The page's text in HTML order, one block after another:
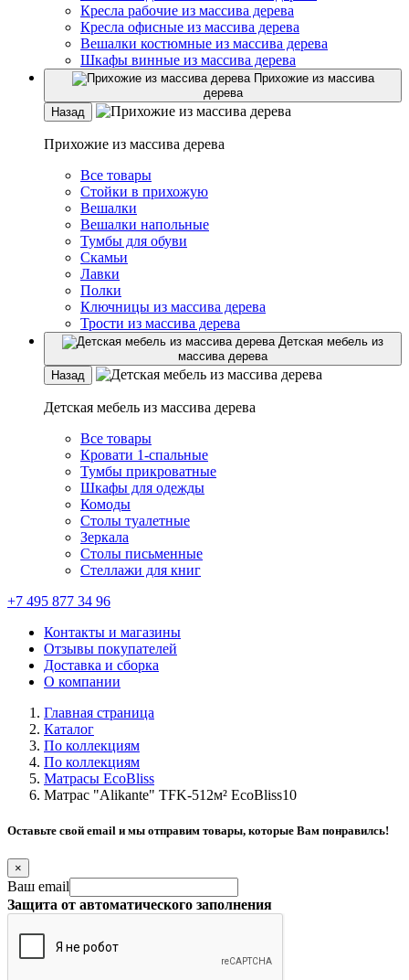
Кресла рабочие из массива дерева
Кресла офисные из массива дерева
Вешалки костюмные из массива дерева
Шкафы винные из массива дерева
Прихожие из массива
дерева
Назад
Прихожие из массива дерева
Все товары
Стойки в прихожую
Вешалки
Вешалки напольные
Тумбы для обуви
Скамьи
Лавки
Полки
Ключницы из массива дерева
Трости из массива дерева
Детская мебель из
массива дерева
Назад
Детская мебель из массива дерева
Все товары
Кровати 1-спальные
Тумбы прикроватные
Шкафы для одежды
Комоды
Столы туалетные
Зеркала
Столы письменные
Стеллажи для книг
+7 495 877 34 96
Контакты и магазины
Отзывы покупателей
Доставка и сборка
О компании
Главная страница
Каталог
По коллекциям
По коллекциям
Матрасы EcoBliss
Матрас "Alikante" TFK-512м² EcoBliss10
Оставьте свой email и мы отправим товары, которые Вам понравилсь!
×
Ваш email
Защита от автоматического заполнения